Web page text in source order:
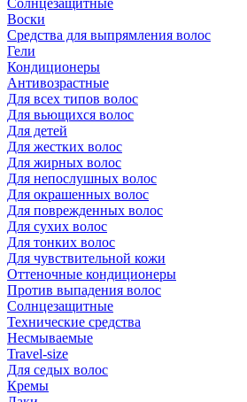
Солнцезащитные
Воски
Средства для выпрямления волос
Гели
Кондиционеры
Антивозрастные
Для всех типов волос
Для вьющихся волос
Для детей
Для жестких волос
Для жирных волос
Для непослушных волос
Для окрашенных волос
Для поврежденных волос
Для сухих волос
Для тонких волос
Для чувствительной кожи
Оттеночные кондиционеры
Против выпадения волос
Солнцезащитные
Технические средства
Несмываемые
Travel-size
Для седых волос
Кремы